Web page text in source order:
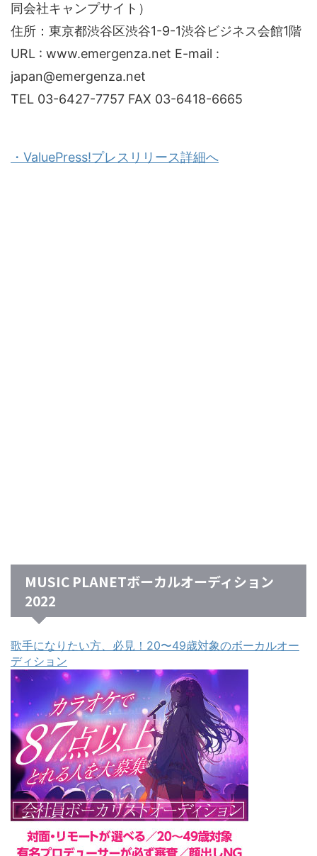
同会社キャンプサイト）
住所：東京都渋谷区渋谷1-9-1渋谷ビジネス会館1階
URL : www.emergenza.net E-mail :
japan@emergenza.net
TEL 03-6427-7757 FAX 03-6418-6665
・ValuePress!プレスリリース詳細へ
MUSIC PLANETボーカルオーディション
2022
歌手になりたい方、必見！20〜49歳対象のボーカルオー
ディション